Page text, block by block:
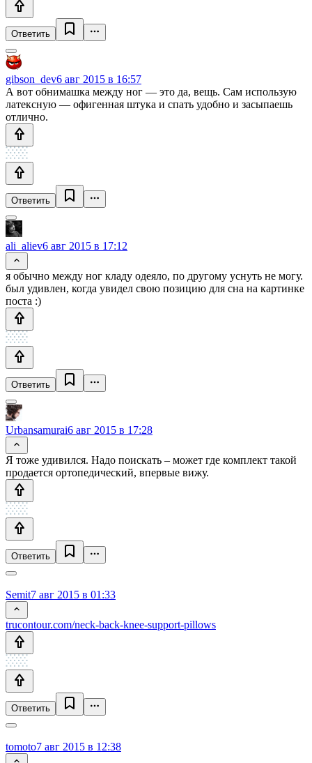
Ответить
gibson_dev6 авг 2015 в 16:57
А вот обнимашка между ног — это да, вещь. Сам использую
латексную — офигенная штука и спать удобно и засыпаешь
отлично.
Ответить
ali_aliev6 авг 2015 в 17:12
я обычно между ног кладу одеяло, по другому уснуть не могу.
был удивлен, когда увидел свою позицию для сна на картинке
поста :)
Ответить
Urbansamurai6 авг 2015 в 17:28
Я тоже удивился. Надо поискать – может где комплект такой
продается ортопедический, впервые вижу.
Ответить
Semit7 авг 2015 в 01:33
trucontour.com/neck-back-knee-support-pillows
Ответить
tomoto7 авг 2015 в 12:38